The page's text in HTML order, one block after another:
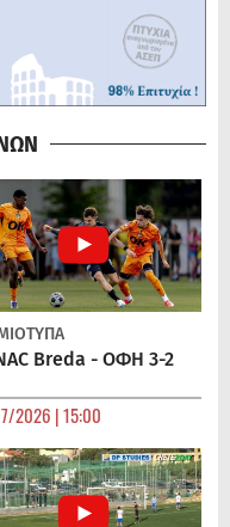
Breda - ΟΦΗ 3-2
2026 | 15:00